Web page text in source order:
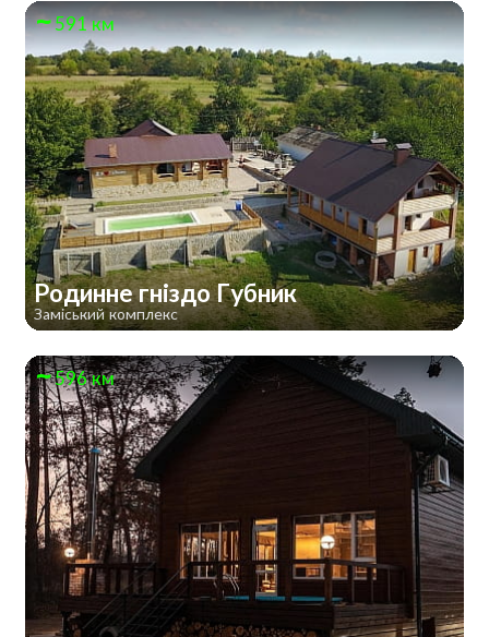
591 км
Родинне гніздо Губник
Заміський комплекс
596 км